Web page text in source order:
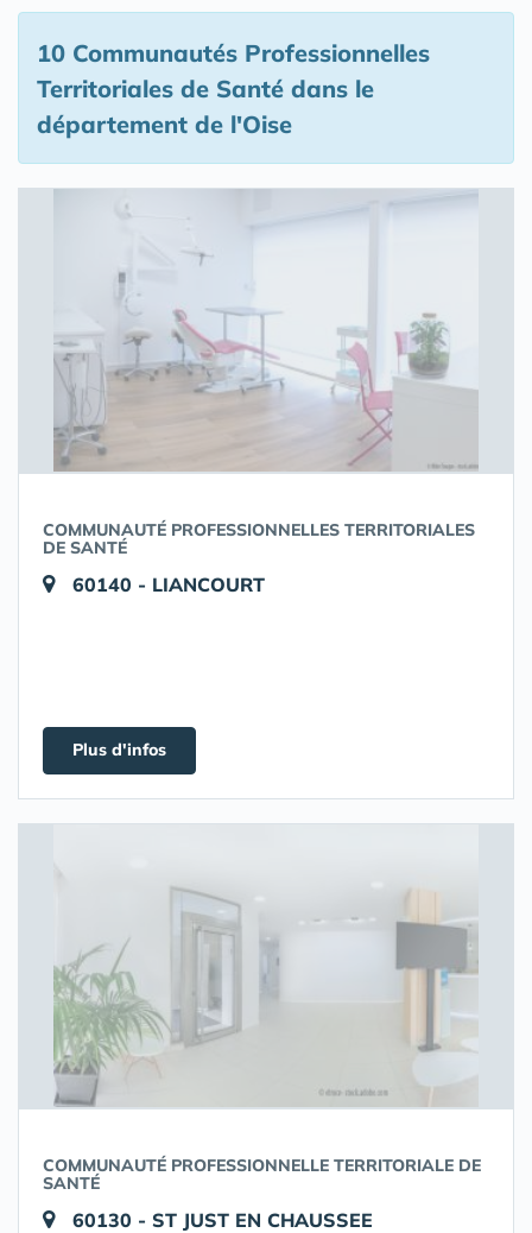
10 Communautés Professionnelles
Territoriales de Santé dans le
département de l'Oise
COMMUNAUTÉ PROFESSIONNELLES TERRITORIALES
DE SANTÉ
60140 - LIANCOURT
Plus d'infos
COMMUNAUTÉ PROFESSIONNELLE TERRITORIALE DE
SANTÉ
60130 - ST JUST EN CHAUSSEE